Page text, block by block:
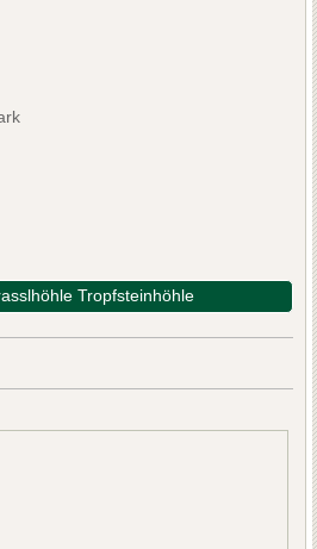
Tropfsteinhöhle